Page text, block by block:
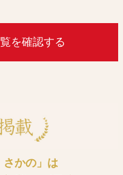
を確認する
かの」は